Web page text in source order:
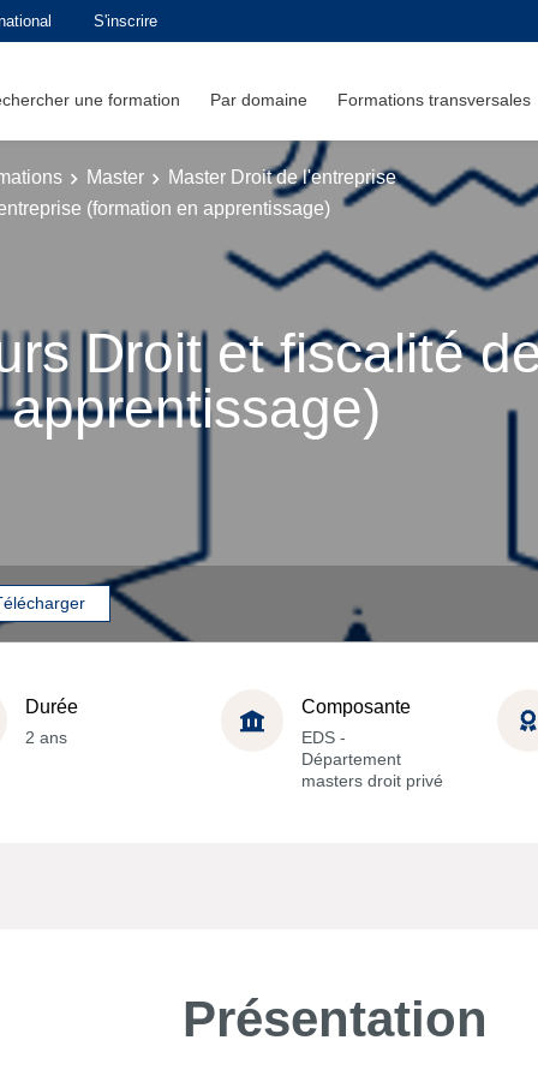
S'inscrire
une formation Par domaine Formations transversales
Master
Master Droit de l'entreprise
(formation en apprentissage)
Droit et fiscalité
Durée
2 ans
Composante
EDS -
Département
masters droit privé
Présentation